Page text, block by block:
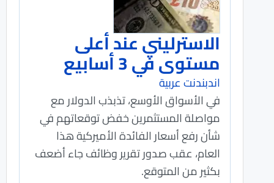
الاسترليني عند أعلى
مستوى في 3 أسابيع
اندبندنت عربية
في الأسواق الأوسع، تذبذب الدولار ‌مع
مواصلة المستثمرين خفض توقعاتهم في
شأن رفع أسعار ‌الفائدة الأميركية هذا
العام، عقب صدور تقرير وظائف جاء أضعف
بكثير من المتوقع.